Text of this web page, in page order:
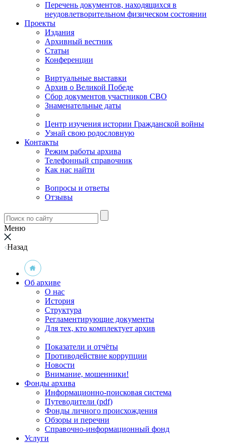
Перечень документов, находящихся в
неудовлетворительном физическом состоянии
Проекты
Издания
Архивный вестник
Статьи
Конференции
Виртуальные выставки
Архив о Великой Победе
Сбор документов участников СВО
Знаменательные даты
Центр изучения истории Гражданской войны
Узнай свою родословную
Контакты
Режим работы архива
Телефонный справочник
Как нас найти
Вопросы и ответы
Отзывы
Меню
Назад
Об архиве
О нас
История
Структура
Регламентирующие документы
Для тех, кто комплектует архив
Показатели и отчёты
Противодействие коррупции
Новости
Внимание, мошенники!
Фонды архива
Информационно-поисковая система
Путеводители (pdf)
Фонды личного происхождения
Обзоры и перечни
Справочно-информационный фонд
Услуги